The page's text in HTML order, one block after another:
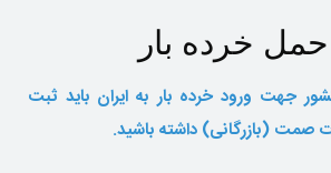
خرده بار
جهت ورود خرده بار به ایران باید ثبت
صمت (بازرگانی) داشته باشید.